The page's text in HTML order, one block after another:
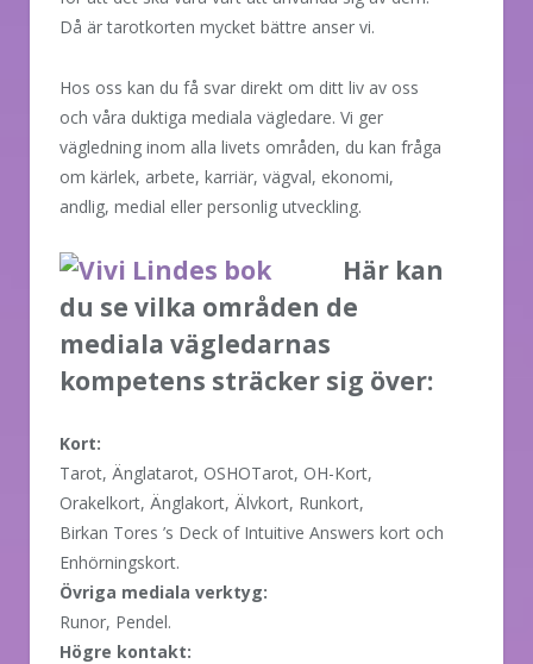
Då är tarotkorten mycket bättre anser vi.
Hos oss kan du få svar direkt om ditt liv av oss
och våra duktiga mediala vägledare. Vi ger
vägledning inom alla livets områden, du kan fråga
om kärlek, arbete, karriär, vägval, ekonomi,
andlig, medial eller personlig utveckling.
Här kan
du se vilka områden de
mediala vägledarnas
kompetens sträcker sig över:
Kort:
Tarot, Änglatarot, OSHOTarot, OH-Kort,
Orakelkort, Änglakort, Älvkort, Runkort,
Birkan Tores ’s Deck of Intuitive Answers kort och
Enhörningskort.
Övriga mediala verktyg:
Runor, Pendel.
Högre kontakt: